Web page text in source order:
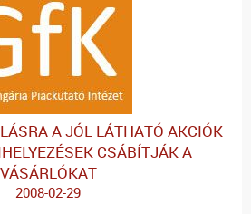
A JÓL LÁTHATÓ AKCIÓK
CSÁBÍTJÁK A
VÁSÁRLÓKAT
2008-02-29